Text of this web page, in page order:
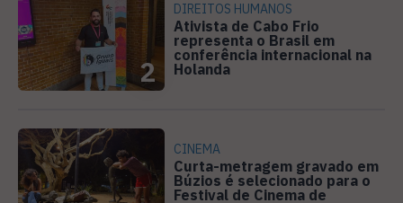
2
DIREITOS HUMANOS
Ativista de Cabo Frio
representa o Brasil em
conferência internacional na
Holanda
CINEMA
Curta-metragem gravado em
Búzios é selecionado para o
Festival de Cinema de